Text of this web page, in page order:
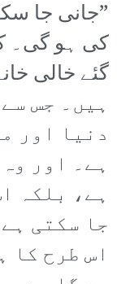
”جانی جا
کی ہو گی۔
ہیں۔ جس
دنیا اور
ہے۔ اور
ہے، بلکہ
جا سکتی
اس طرح کا